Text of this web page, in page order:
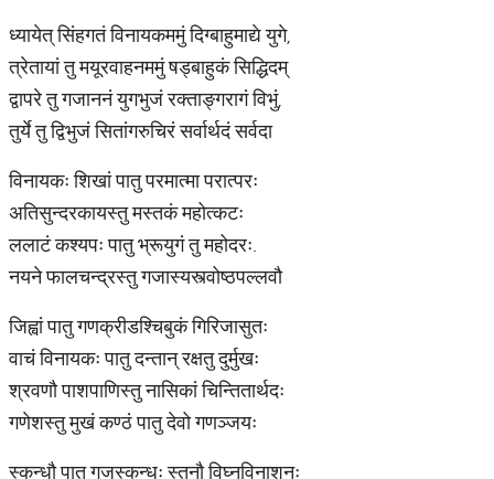
ध्यायेत् सिंहगतं विनायकममुं दिग्बाहुमाद्ये युगे,
त्रेतायां तु मयूरवाहनममुं षड्बाहुकं सिद्धिदम्
द्वापरे तु गजाननं युगभुजं रक्ताङ्गरागं विभुं,
तुर्ये तु द्विभुजं सितांगरुचिरं सर्वार्थदं सर्वदा
विनायकः शिखां पातु परमात्मा परात्परः
अतिसुन्दरकायस्तु मस्तकं महोत्कटः
ललाटं कश्यपः पातु भ्रूयुगं तु महोदरः.
नयने फालचन्द्रस्तु गजास्यस्त्वोष्ठपल्लवौ
जिह्वां पातु गणक्रीडश्चिबुकं गिरिजासुतः
वाचं विनायकः पातु दन्तान् रक्षतु दुर्मुखः
श्रवणौ पाशपाणिस्तु नासिकां चिन्तितार्थदः
गणेशस्तु मुखं कण्ठं पातु देवो गणञ्जयः
स्कन्धौ पातु गजस्कन्धः स्तनौ विघ्नविनाशनः